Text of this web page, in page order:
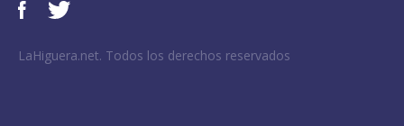
LaHiguera.net. Todos los derechos reservados